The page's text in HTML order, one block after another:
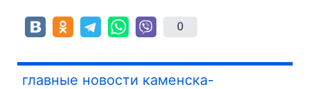
0
главные новости каменска-